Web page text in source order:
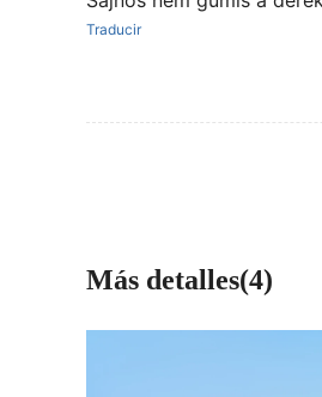
Traducir
Más detalles(4)